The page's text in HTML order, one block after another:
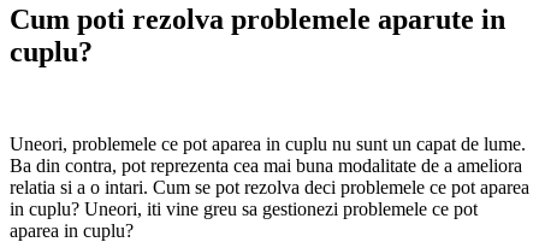
Cum poti rezolva problemele aparute in
cuplu?
Uneori, problemele ce pot aparea in cuplu nu sunt un capat de lume.
Ba din contra, pot reprezenta cea mai buna modalitate de a ameliora
relatia si a o intari. Cum se pot rezolva deci problemele ce pot aparea
in cuplu? Uneori, iti vine greu sa gestionezi problemele ce pot
aparea in cuplu?